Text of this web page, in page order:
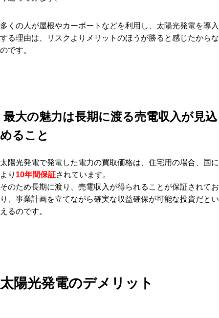
多くの人が屋根やカーポートなどを利用し、太陽光発電を導入
する理由は、リスクよりメリットのほうが勝ると感じたからな
のです。
最大の魅力は長期に渡る売電収入が見込
めること
太陽光発電で発電した電力の買取価格は、住宅用の場合、国に
より 10年間保証されています。
そのため長期に渡り、売電収入が得られることが保証されてお
り、事業計画を立てながら確実な収益確保が可能な投資だとい
えるのです。
太陽光発電のデメリット